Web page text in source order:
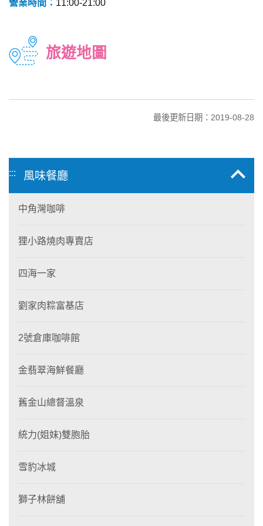
營業時間： 11:00-21:00
旅遊地圖
最後更新日期：2019-08-28
::: 風味餐廳
中角灣咖啡
狸小路燒肉專賣店
四海一家
劉家肉粽富基店
2號倉庫咖啡館
金翡翠海鮮餐廳
舊金山總督溫泉
統力(姐妹)雙胞胎
雪豹冰城
獅子林餅舖